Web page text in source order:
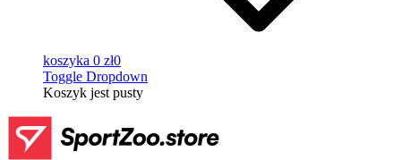
koszyka 0 zł0
Toggle Dropdown
Koszyk jest pusty